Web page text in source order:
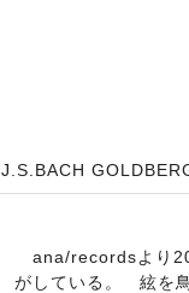
J.S.BACH
ana/recordsより
がしている。 絃を